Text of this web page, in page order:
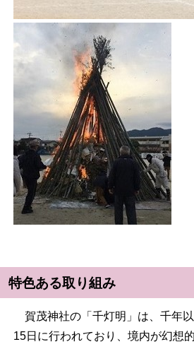
特色ある取り組み
賀茂神社の「千灯明」は、千年
15日に行われており、境内が幻想